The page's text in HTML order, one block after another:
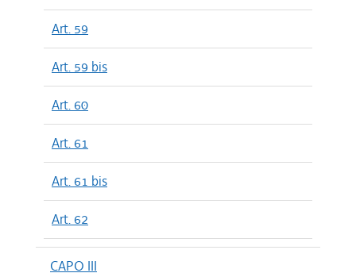
Art. 59
Art. 59 bis
Art. 60
Art. 61
Art. 61 bis
Art. 62
CAPO III